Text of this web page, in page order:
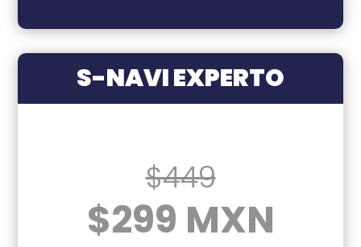
S-NAVI EXPERTO
$449
$299 MXN